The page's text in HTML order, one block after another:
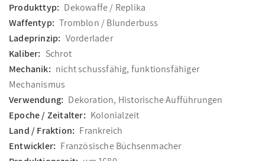
Produkttyp: Dekowaffe / Replika
Waffentyp: Tromblon / Blunderbuss
Ladeprinzip: Vorderlader
Kaliber: Schrot
Mechanik: nicht schussfähig, funktionsfähiger
Mechanismus
Verwendung: Dekoration, Historische Aufführungen
Epoche / Zeitalter: Kolonialzeit
Land / Fraktion: Frankreich
Entwickler: Französische Büchsenmacher